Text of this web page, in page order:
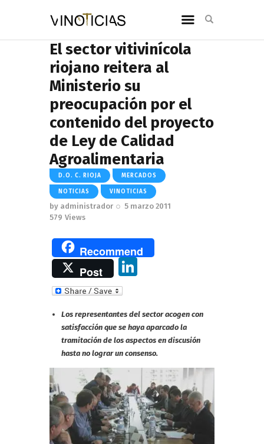
El sector vitivinícola
riojano reitera al
Ministerio su
preocupación por el
contenido del proyecto
de Ley de Calidad
Agroalimentaria
D.O. C. RIOJA MERCADOS
NOTICIAS VINOTICIAS
by administrador
5 marzo 2011
579 Views
Recommend
Post
k
e
dI
n
Los representantes del sector acogen con
satisfacción que se haya aparcado la
tramitación de los aspectos en discusión
hasta no lograr un consenso.